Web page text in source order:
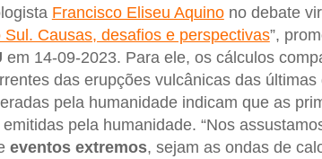
Francisco Eliseu Aquinono debate
Causas, desafios e perspectivas”,
em 14-09-2023. Para ele, os cálculos
das erupções vulcânicas das últimas
pela humanidade indicam que as
pela humanidade. “Nos
eventos extremos, sejam as ondas de